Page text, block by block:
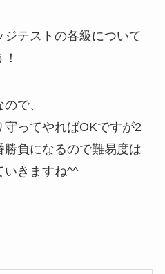
テストの各級について
で、
ってやればOKですが2
負になるので難易度は
いきますね^^